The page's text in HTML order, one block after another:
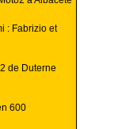
: Fabrizio et
de Duterne
600